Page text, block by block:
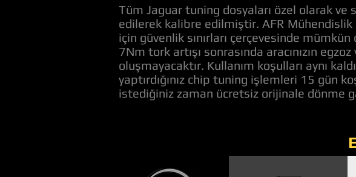
Tüm Jaguar tuning dosyaları özel olarak
edilerek kalibre edilmiştir. AFR
için güvenlik sınırları çerçevesinde
7Nm tork artışı sonrasında aracınızın
oluşmayacaktır. Kullanım koşulları aynı
yaptırdığınız chip tuning işlemleri 15 gün
istediğiniz zaman ücretsiz orijinale dönme